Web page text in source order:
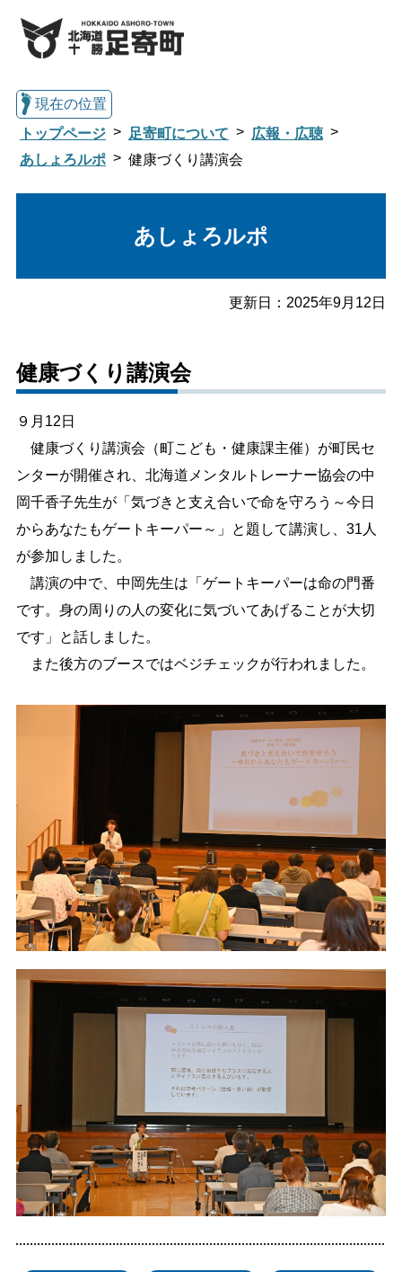
子育て・教育
しごと・産業
文字サイズ
標準 拡大
色合い
白 黒 黄 青
リセット
language
現在の位置
トップページ
足寄町について
広報・広聴
あしょろルポ
健康づくり講演会
あしょろルポ
更新日： 2025年9月12日
健康づくり講演会
９月12日
健康づくり講演会（町こども・健康課主催）が町民セ
ンターが開催され、北海道メンタルトレーナー協会の中
岡千香子先生が「気づきと支え合いで命を守ろう～今日
からあなたもゲートキーパー～」と題して講演し、31人
が参加しました。
講演の中で、中岡先生は「ゲートキーパーは命の門番
です。身の周りの人の変化に気づいてあげることが大切
です」と話しました。
また後方のブースではベジチェックが行われました。